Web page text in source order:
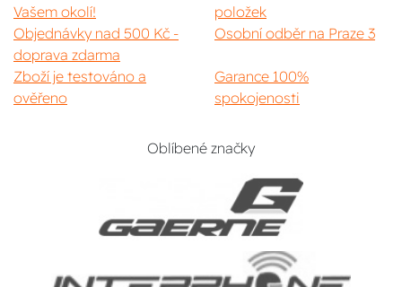
Vašem okolí!
položek
Objednávky nad 500 Kč -
doprava zdarma
Osobní odběr na Praze 3
Zboží je testováno a
ověřeno
Garance 100%
spokojenosti
Oblíbené značky